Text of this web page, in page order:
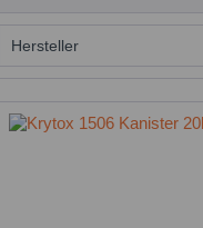
Hersteller